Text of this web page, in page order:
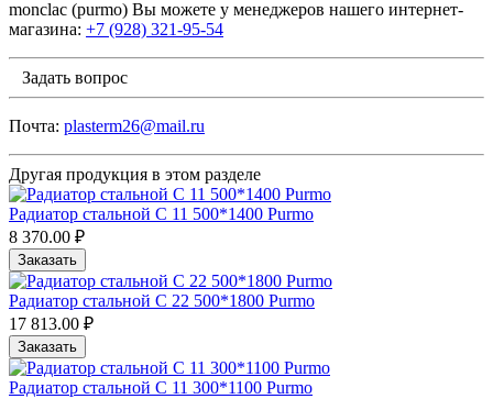
monclac (purmo) Вы можете у менеджеров нашего интернет-
магазина: +7 (928) 321-95-54
Задать вопрос
Почта: plasterm26@mail.ru
Другая продукция в этом разделе
Радиатор стальной С 11 500*1400 Purmo
8 370.00 ₽
Заказать
Радиатор стальной С 22 500*1800 Purmo
17 813.00 ₽
Заказать
Радиатор стальной С 11 300*1100 Purmo